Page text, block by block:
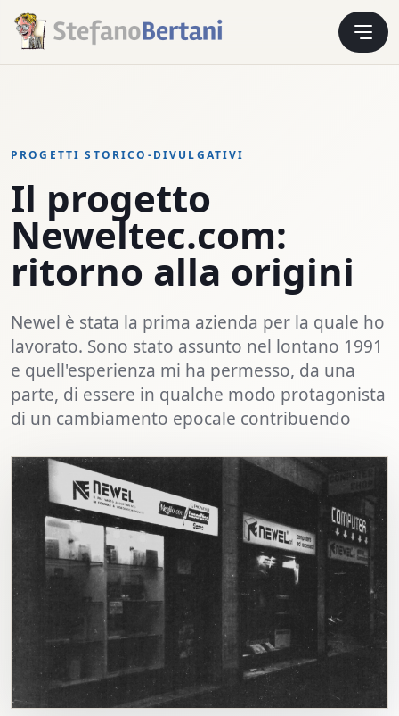
PROGETTI STORICO-DIVULGATIVI
Il progetto
Neweltec.com:
ritorno alla origini
Newel è stata la prima azienda per la quale ho
lavorato. Sono stato assunto nel lontano 1991
e quell'esperienza mi ha permesso, da una
parte, di essere in qualche modo protagonista
di un cambiamento epocale contribuendo